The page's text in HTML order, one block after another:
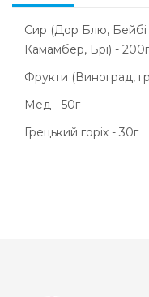
Сир (Дор Блю, Бейбі
Камамбер, Брі) - 200г
Фрукти (Виноград,
Мед - 50г
Грецький горіх - 30г